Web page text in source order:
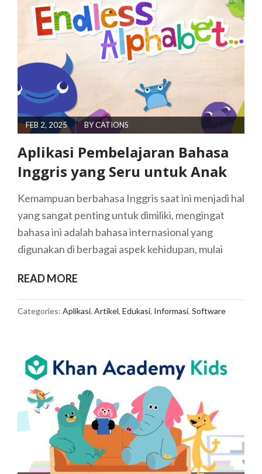
MENARIK
DAN
EDUKATIF
POSTED
ON
FEB 2, 2025 BYCATIONS
Aplikasi Pembelajaran Bahasa
Inggris yang Seru untuk Anak
Kemampuan berbahasa Inggris saat ini menjadi hal
yang sangat penting untuk dimiliki, mengingat
bahasa ini adalah bahasa internasional yang
digunakan di berbagai aspek kehidupan, mulai
READ MORE
BAHASA
SERU
UNTUK
ANAK
Categories: Aplikasi, Artikel, Edukasi, Informasi, Software